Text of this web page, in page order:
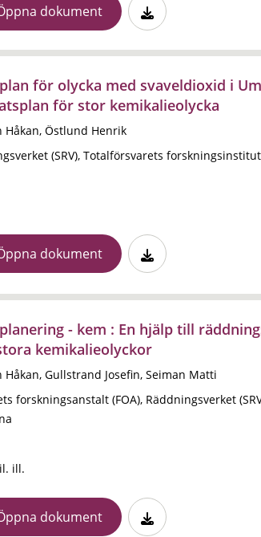
dokument
för olycka med svaveldioxid i
för stor kemikalieolycka
Håkan, Östlund Henrik
(SRV), Totalförsvarets forskningsinstitut
dokument
- kem : En hjälp till
kemikalieolyckor
Håkan, Gullstrand Josefin, Seiman Matti
forskningsanstalt (FOA), Räddningsverket
ill.
dokument